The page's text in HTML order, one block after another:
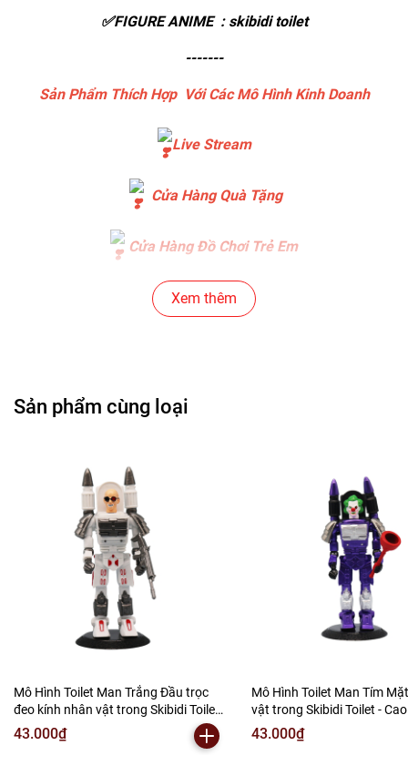
✅FIGURE ANIME : skibidi toilet
-------
Sản Phẩm Thích Hợp Với Các Mô Hình Kinh Doanh
Live Stream
Cửa Hàng Quà Tặng
Cửa Hàng Đồ Chơi Trẻ Em
Cửa Hàng Bánh Sinh Nhật
Cửa Hàng Văn Phòng Phẩm
Cửa Hàng Bán Phụ Kiện Điện Thoại
Cửa Hàng Phụ Kiện Ô Tô ( Sản Phẩm Mô Hình Lắc Đầu
---------------------------------------------------------------------
-----------------------
Tổng kho mô hình
Liên hệ : 096.245.8888 vs 0947.783.771
Xem thêm
Sản phẩm cùng loại
Mô Hình Toilet Man Trắng Đầu trọc
đeo kính nhân vật trong Skibidi Toilet
- Cao 18cm - nặng 200Gram - Bọc túi
OPP - No Box - (VAT : MH001-02) -
43.000₫
Mô Hình Toilet Man Tím
vật trong Skibidi Toilet -
nặng 200Gram - Bọc túi
Box - SKU: bc19 (VAT
43.000₫